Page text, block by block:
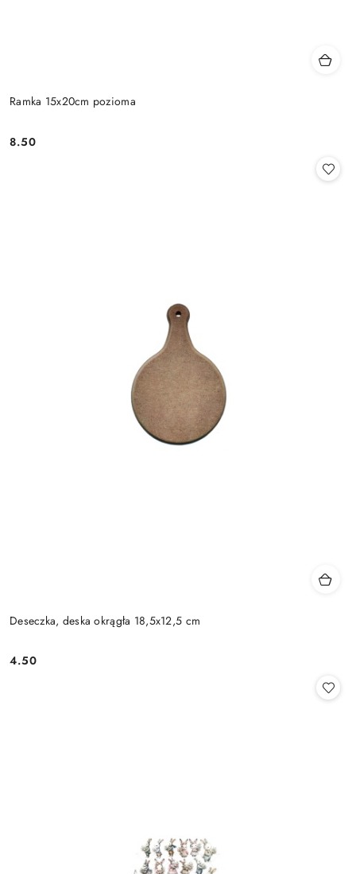
Ramka 15x20cm pozioma
Cena:
8.50
Deseczka, deska okrągła 18,5x12,5 cm
Cena:
4.50